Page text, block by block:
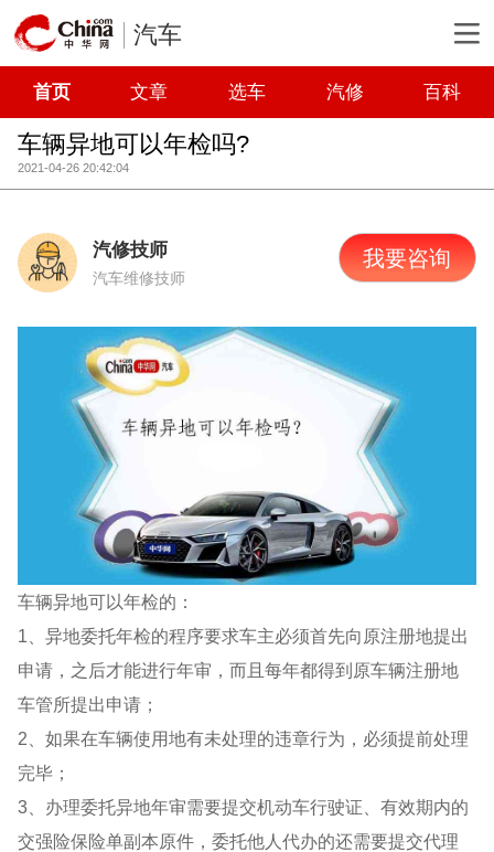
汽车
首页 文章 选车 汽修 百科
车辆异地可以年检吗?
2021-04-26 20:42:04
汽修技师
汽车维修技师
我要咨询
车辆异地可以年检的：
1、异地委托年检的程序要求车主必须首先向原注册地提出
申请，之后才能进行年审，而且每年都得到原车辆注册地
车管所提出申请；
2、如果在车辆使用地有未处理的违章行为，必须提前处理
完毕；
3、办理委托异地年审需要提交机动车行驶证、有效期内的
交强险保险单副本原件，委托他人代办的还需要提交代理